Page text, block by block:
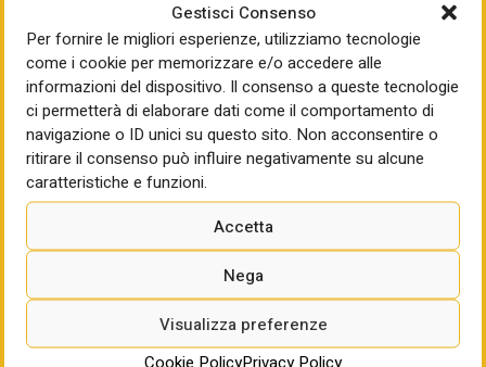
Gestisci Consenso
Per fornire le migliori esperienze, utilizziamo tecnologie
come i cookie per memorizzare e/o accedere alle
informazioni del dispositivo. Il consenso a queste tecnologie
ci permetterà di elaborare dati come il comportamento di
navigazione o ID unici su questo sito. Non acconsentire o
ritirare il consenso può influire negativamente su alcune
caratteristiche e funzioni.
Accetta
Nega
Visualizza preferenze
Cookie PolicyPrivacy Policy
delle iscrizioni
Il 15 dicembre 2025 si è aperta la terza e ultima finestra di
iscrizione ordinaria, una sfida che ci vede impegnati proprio
in questi giorni di gennaio 2026. A differenza dei primi due
scaglioni, questa fase coinvolge una platea estremamente
frammentata: le imprese fino a 10 dipendenti e i produttori
di rifiuti pericolosi non organizzati in impresa.
Ma, parallelamente ai binari normativi, abbiamo assistito a
un’accelerazione frenetica sul fronte tecnologico. Il Rentri
si è dimostrato un ecosistema in continua evoluzione con
rilasci strategici tra settembre e novembre, inclusi gli